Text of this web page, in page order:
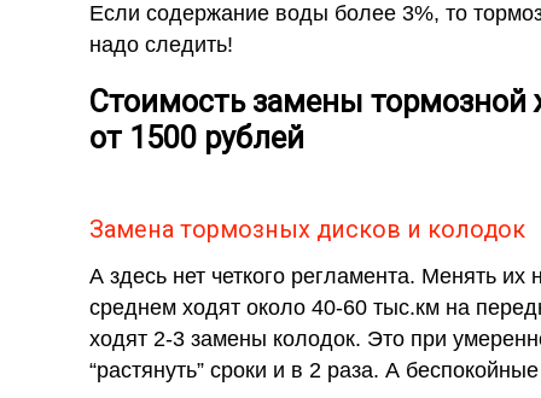
Если содержание воды более 3%, то
надо следить!
Стоимость замены тормозной
от 1500 рублей
Замена тормозных дисков и колодок
А здесь нет четкого регламента. Менять
среднем ходят около 40-60 тыс.км на
ходят 2-3 замены колодок. Это при
“растянуть” сроки и в 2 раза. А